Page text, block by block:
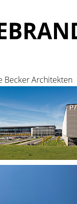
Becker Architekten